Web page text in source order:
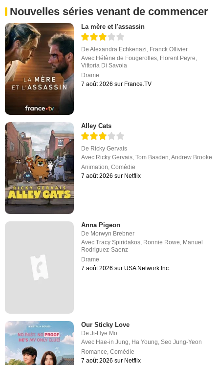
Nouvelles séries venant de commencer
La mère et l'assassin
DeAlexandra Echkenazi Franck Ollivier
Avec Hélène de Fougerolles Florent Peyre
Vittoria Di Savoia
Drame
7 août 2026 sur France.TV
Alley Cats
De Ricky Gervais
Avec Ricky Gervais,Tom Basden,Andrew Brooke
Animation,Comédie
7 août 2026 sur Netflix
Anna Pigeon
De Morwyn Brebner
AvecTracy Spiridakos, Ronnie Rowe, Manuel
Rodriguez-Saenz
Drame
7 août 2026 sur USA Network Inc.
Our Sticky Love
DeJi-Hye Mo
Avec Hae-in Jung Ha Young ,Seo Jung-Yeon
Romance ,Comédie
7 août 2026 sur Netflix